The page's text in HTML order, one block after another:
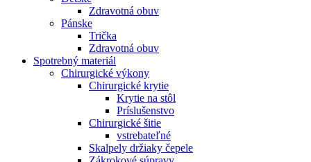
Zdravotná obuv
Pánske
Trička
Zdravotná obuv
Spotrebný materiál
Chirurgické výkony
Chirurgické krytie
Krytie na stôl
Príslušenstvo
Chirurgické šitie
vstrebateľné
Skalpely držiaky čepele